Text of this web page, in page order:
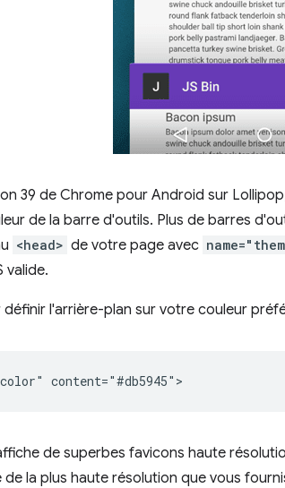
39 de Chrome pour Android sur
de la barre d'outils. Plus de barres
<head> de votre page avec
valide.
définir l'arrière-plan sur votre couleur
de superbes favicons haute
de la plus haute résolution que vous